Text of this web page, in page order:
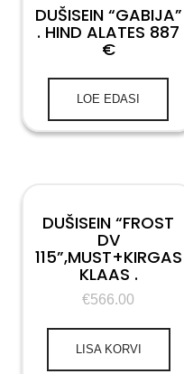
DUŠISEIN “GABIJA”
. HIND ALATES 887
€
LOE EDASI
DUŠISEIN “FROST
DV
115”,MUST+KIRGAS
KLAAS .
€566.00
LISA KORVI